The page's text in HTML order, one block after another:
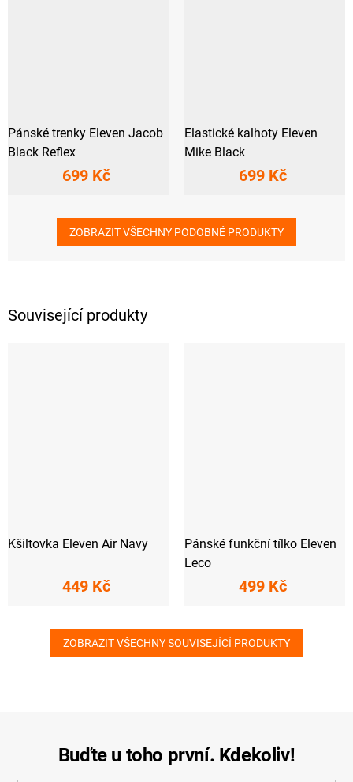
Související produkty
Kšiltovka Eleven Air Navy
449 Kč
Pánské funkční tílko Eleven
Leco
499 Kč
ZOBRAZIT VŠECHNY SOUVISEJÍCÍ PRODUKTY
Pánské trenky Eleven Jacob
Black Reflex
699 Kč
Elastické kalhoty Eleven
Mike Black
699 Kč
ZOBRAZIT VŠECHNY PODOBNÉ PRODUKTY
Buďte u toho první. Kdekoliv!